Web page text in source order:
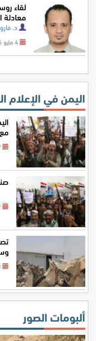
لقاء
معادلة
د.
اليمن في الإعلام
ألبومات الصور